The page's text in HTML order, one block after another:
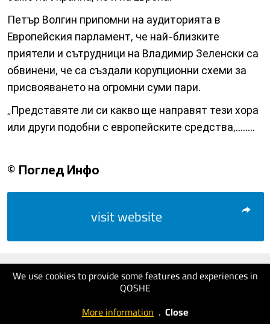
We use cookies to provide some features and experiences in
QOSHE
More information . Close
Петър Волгин припомни на аудиторията в
Европейския парламент, че най-близките
приятели и сътрудници на Владимир Зеленски са
обвинени, че са създали корупционни схеми за
присвояването на огромни суми пари.
„Представяте ли си какво ще направят тези хора
или други подобни с европейските средства,........
© Поглед Инфо
visit website